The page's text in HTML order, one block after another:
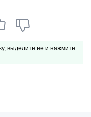
выделите ее и нажмите